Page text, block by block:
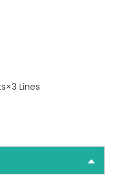
Lines